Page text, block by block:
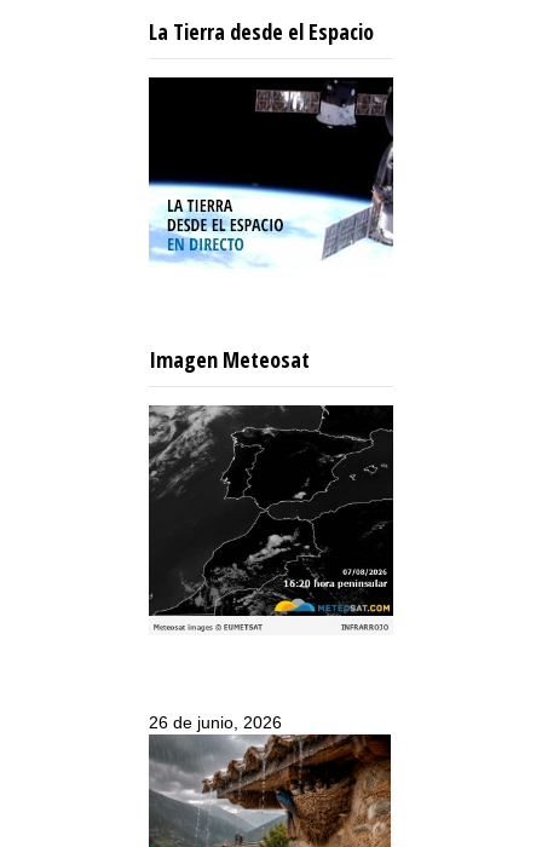
La Tierra desde el Espacio
Imagen Meteosat
26 de junio, 2026